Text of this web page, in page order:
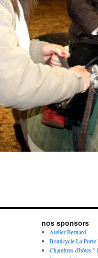
nos sponsors
Atelier Bernard
Bouticycle La Porte
Chambres d'hôtes